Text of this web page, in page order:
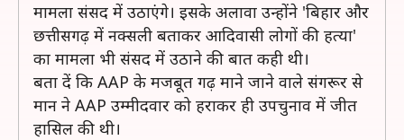
मामला संसद में उठाएंगे। इसके अलावा उन्होंने 'बिहार और
छत्तीसगढ़ में नक्सली बताकर आदिवासी लोगों की हत्या'
का मामला भी संसद में उठाने की बात कही थी।
बता दें कि AAP के मजबूत गढ़ माने जाने वाले संगरूर से
मान ने AAP उम्मीदवार को हराकर ही उपचुनाव में जीत
हासिल की थी।